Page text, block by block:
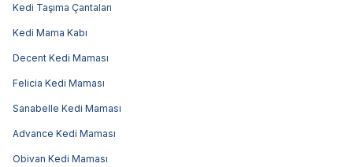
Kedi Taşıma Çantaları
Kedi Mama Kabı
Decent Kedi Maması
Felicia Kedi Maması
Sanabelle Kedi Maması
Advance Kedi Maması
Obivan Kedi Maması